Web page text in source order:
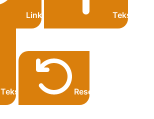
Links onderstrepen Tekst
Tekst kleiner Resetten